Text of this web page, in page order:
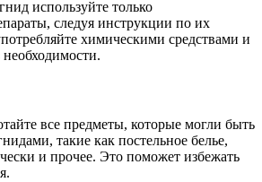
используйте только
следуя инструкции по их
химическими средствами и
все предметы, которые могли быть
такие как постельное белье,
и прочее. Это поможет избежать